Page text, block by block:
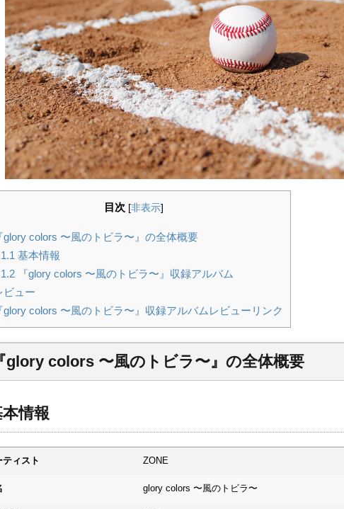
目次 [非表示]
glory colors 〜風のトビラ〜』の全体概要
1.1 基本情報
1.2『glory colors 〜風のトビラ〜』収録アルバム
ビュー
glory colors 〜風のトビラ〜』収録アルバムレビューリンク
『glory colors 〜風のトビラ〜』の全体概要
情報
ティスト ZONE
glory colors 〜風のトビラ〜